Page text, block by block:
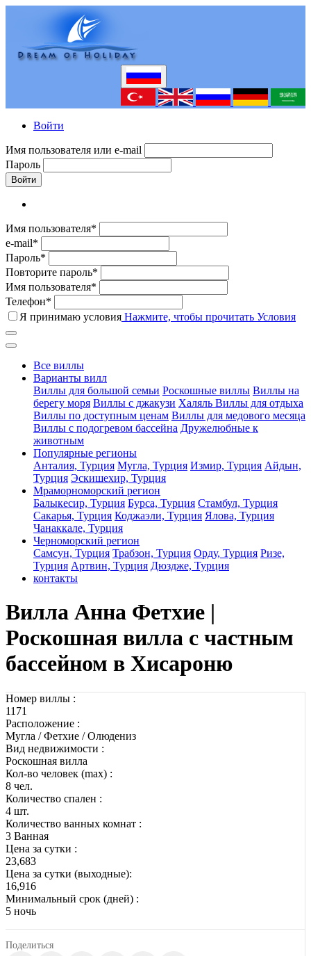
Войти
Имя пользователя или e-mail
Пароль
Войти
Имя пользователя*
e-mail*
Пароль*
Повторите пароль*
Имя пользователя*
Телефон*
Я принимаю условия Нажмите, чтобы прочитать Условия
Все виллы
Варианты вилл
Виллы для большой семьи Роскошные виллы Виллы на
берегу моря Виллы с джакузи Халяль Виллы для отдыха
Виллы по доступным ценам Виллы для медового месяца
Виллы с подогревом бассейна Дружелюбные к
животным
Популярные регионы
Анталия, Турция Мугла, Турция Измир, Турция Айдын,
Турция Эскишехир, Турция
Мраморноморский регион
Балыкесир, Турция Бурса, Турция Стамбул, Турция
Сакарья, Турция Коджаэли, Турция Ялова, Турция
Чанаккале, Турция
Черноморский регион
Самсун, Турция Трабзон, Турция Орду, Турция Ризе,
Турция Артвин, Турция Дюздже, Турция
контакты
Вилла Анна Фетхие |
Роскошная вилла с частным
бассейном в Хисароню
Номер виллы :
1171
Расположение :
Мугла / Фетхие / Олюдениз
Вид недвижимости :
Роскошная вилла
Кол-во человек (max) :
8 чел.
Количество спален :
4 шт.
Количество ванных комнат :
3 Ванная
Цена за сутки :
23,683
Цена за сутки (выходные):
16,916
Минимальный срок (дней) :
5 ночь
Поделиться